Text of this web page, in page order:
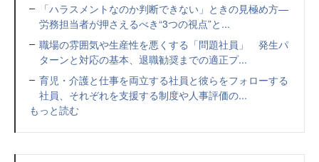
「ハラスメントなのか判断できない」ときの見極め方—
労務担当者が押さえるべき“3つの視点”と...
職場の雰囲気や生産性を悪くする「問題社員」 発生パ
ターンと対応の基本、退職勧奨までの適正プ...
育児・介護と仕事を両立する社員と彼らをフォローする
社員、それぞれを支援する制度や人事評価の...
もっと読む